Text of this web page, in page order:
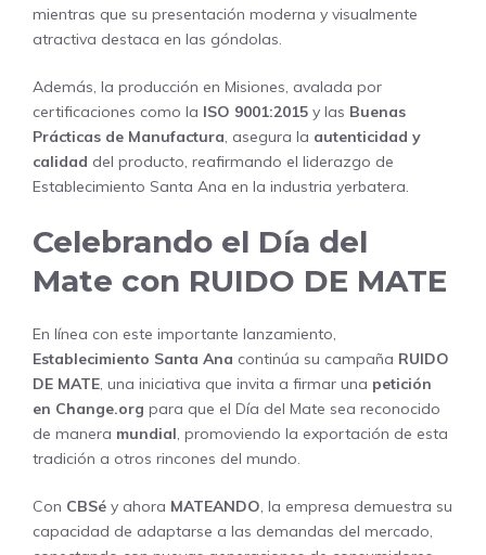
mientras que su presentación moderna y visualmente
atractiva destaca en las góndolas.
Además, la producción en Misiones, avalada por
certificaciones como la ISO 9001:2015 y las Buenas
Prácticas de Manufactura, asegura la autenticidad y
calidad del producto, reafirmando el liderazgo de
Establecimiento Santa Ana en la industria yerbatera.
Celebrando el Día del
Mate con RUIDO DE MATE
En línea con este importante lanzamiento,
Establecimiento Santa Ana continúa su campaña RUIDO
DE MATE, una iniciativa que invita a firmar una petición
en Change.org para que el Día del Mate sea reconocido
de manera mundial, promoviendo la exportación de esta
tradición a otros rincones del mundo.
Con CBSé y ahora MATEANDO, la empresa demuestra su
capacidad de adaptarse a las demandas del mercado,